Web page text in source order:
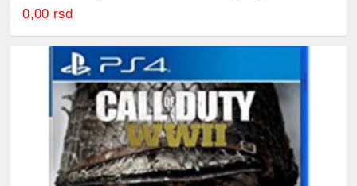
0,00 rsd